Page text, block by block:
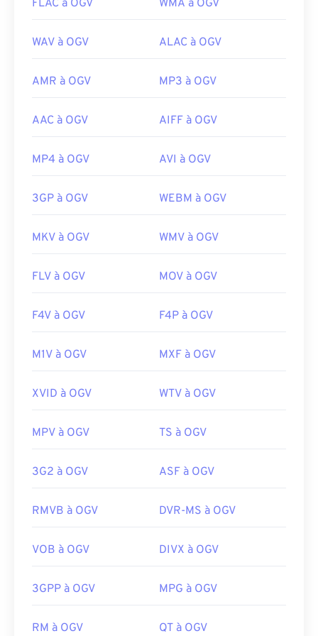
FLAC à OGV WMA à OGV
WAV à OGV ALAC à OGV
AMR à OGV MP3 à OGV
AAC à OGV AIFF à OGV
MP4 à OGV AVI à OGV
3GP à OGV WEBM à OGV
MKV à OGV WMV à OGV
FLV à OGV MOV à OGV
F4V à OGV F4P à OGV
M1V à OGV MXF à OGV
XVID à OGV WTV à OGV
MPV à OGV TS à OGV
3G2 à OGV ASF à OGV
RMVB à OGV DVR-MS à OGV
VOB à OGV DIVX à OGV
3GPP à OGV MPG à OGV
RM à OGV QT à OGV